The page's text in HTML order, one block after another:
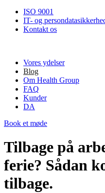
ISO 9001
IT- og
Kontakt os
Vores ydelser
Blog
Om Health Group
FAQ
Kunder
DA
Book et møde
Tilbage på
ferie? Sådan
tilbage.